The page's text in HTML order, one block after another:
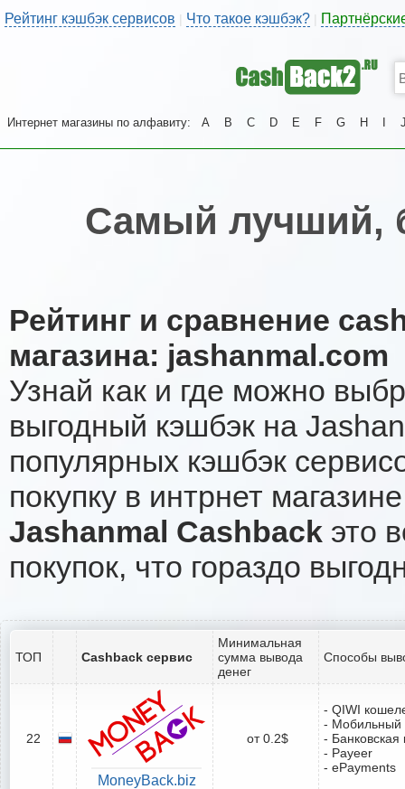
Рейтинг кэшбэк сервисов | Что такое кэшбэк?
Интернет магазины по алфавиту: A B C D E F G H
Самый лучший,
Рейтинг и сравнение
магазина: jashanmal.com
Узнай как и где можно
выгодный кэшбэк на
популярных кэшбэк
покупку в интрнет
Jashanmal Cashback это
покупок, что гораздо
ТОП Cashback сервис
Минимальная
сумма вывода
денег
Способы
22
MoneyBack.biz
от 0.2$
- QIWI
- Мобильный
- Банковская
- Payeer
- ePayments